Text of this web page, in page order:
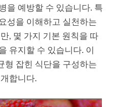
을 예방할 수 있습니다. 특
성을 이해하고 실천하는
, 몇 가지 기본 원칙을 따
유지할 수 있습니다. 이
형 잡힌 식단을 구성하는
합니다.